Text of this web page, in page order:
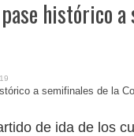
histórico
de ida de los